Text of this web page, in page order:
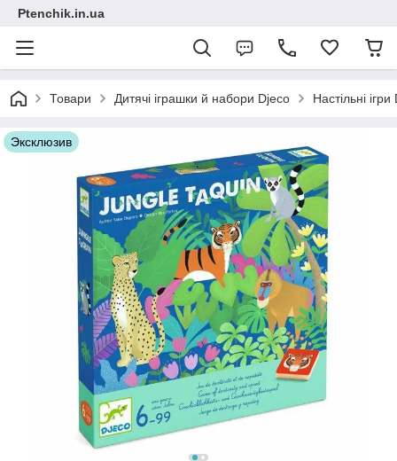
Ptenchik.in.ua
Товари Дитячі іграшки й набори Djeco Настільні
Эксклюзив